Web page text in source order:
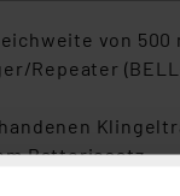
von 500
Repeater
Batteriesatz.